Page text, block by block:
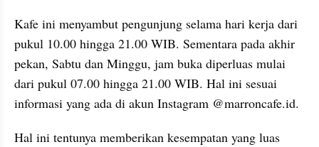
Kafe ini menyambut pengunjung selama hari kerja dari
pukul 10.00 hingga 21.00 WIB. Sementara pada akhir
pekan, Sabtu dan Minggu, jam buka diperluas mulai
dari pukul 07.00 hingga 21.00 WIB. Hal ini sesuai
informasi yang ada di akun Instagram @marroncafe.id.
Hal ini tentunya memberikan kesempatan yang luas